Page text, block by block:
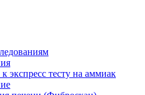
экспресс тесту на аммиак